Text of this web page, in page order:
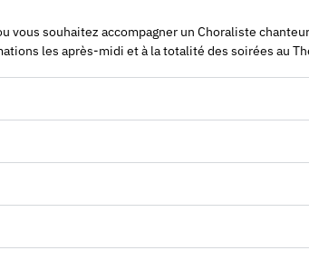
vous souhaitez accompagner un Choraliste
les après-midi et à la totalité des soirées au